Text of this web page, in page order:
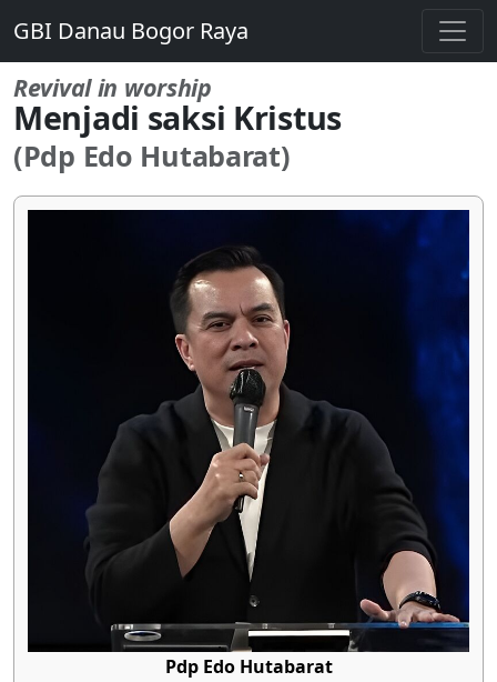
GBI Danau Bogor Raya
Revival in worship
Menjadi saksi Kristus
(Pdp Edo Hutabarat)
Pdp Edo Hutabarat